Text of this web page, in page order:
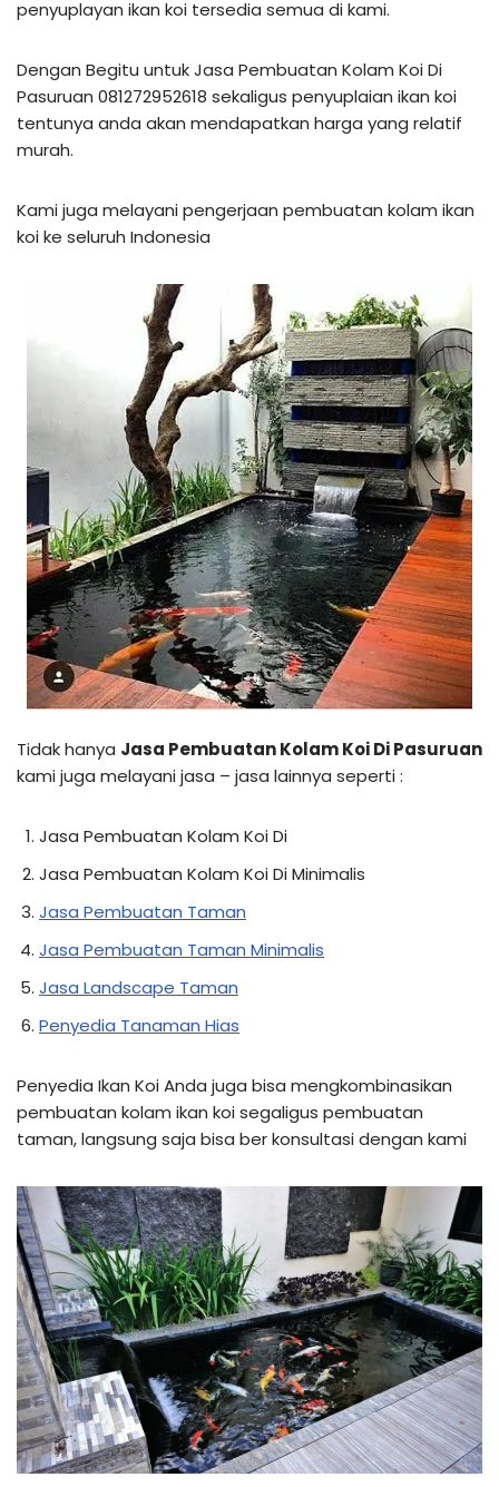
penyuplayan ikan koi tersedia semua di kami.
Dengan Begitu untuk Jasa Pembuatan Kolam Koi Di
Pasuruan 081272952618 sekaligus penyuplaian ikan koi
tentunya anda akan mendapatkan harga yang relatif
murah.
Kami juga melayani pengerjaan pembuatan kolam ikan
koi ke seluruh Indonesia
Tidak hanya Jasa Pembuatan Kolam Koi Di Pasuruan
kami juga melayani jasa – jasa lainnya seperti :
Jasa Pembuatan Kolam Koi Di
Jasa Pembuatan Kolam Koi Di Minimalis
Jasa Pembuatan Taman
Jasa Pembuatan Taman Minimalis
Jasa Landscape Taman
Penyedia Tanaman Hias
Penyedia Ikan Koi Anda juga bisa mengkombinasikan
pembuatan kolam ikan koi segaligus pembuatan
taman, langsung saja bisa ber konsultasi dengan kami